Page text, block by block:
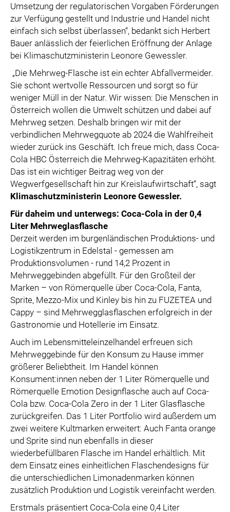
Umsetzung der regulatorischen Vorgaben Förderungen
zur Verfügung gestellt und Industrie und Handel nicht
einfach sich selbst überlassen“, bedankt sich Herbert
Bauer anlässlich der feierlichen Eröffnung der Anlage
bei Klimaschutzministerin Leonore Gewessler.
„Die Mehrweg-Flasche ist ein echter Abfallvermeider.
Sie schont wertvolle Ressourcen und sorgt so für
weniger Müll in der Natur. Wir wissen: Die Menschen in
Österreich wollen die Umwelt schützen und dabei auf
Mehrweg setzen. Deshalb bringen wir mit der
verbindlichen Mehrwegquote ab 2024 die Wahlfreiheit
wieder zurück ins Geschäft. Ich freue mich, dass Coca-
Cola HBC Österreich die Mehrweg-Kapazitäten erhöht.
Das ist ein wichtiger Beitrag weg von der
Wegwerfgesellschaft hin zur Kreislaufwirtschaft“, sagt
Klimaschutzministerin Leonore Gewessler.
Für daheim und unterwegs: Coca-Cola in der 0,4
Liter Mehrweglasflasche
Derzeit werden im burgenländischen Produktions- und
Logistikzentrum in Edelstal - gemessen am
Produktionsvolumen - rund 14,2 Prozent in
Mehrweggebinden abgefüllt. Für den Großteil der
Marken – von Römerquelle über Coca-Cola, Fanta,
Sprite, Mezzo-Mix und Kinley bis hin zu FUZETEA und
Cappy – sind Mehrwegglasflaschen erfolgreich in der
Gastronomie und Hotellerie im Einsatz.
Auch im Lebensmitteleinzelhandel erfreuen sich
Mehrweggebinde für den Konsum zu Hause immer
größerer Beliebtheit. Im Handel können
Konsument:innen neben der 1 Liter Römerquelle und
Römerquelle Emotion Designflasche auch auf Coca-
Cola bzw. Coca-Cola Zero in der 1 Liter Glasflasche
zurückgreifen. Das 1 Liter Portfolio wird außerdem um
zwei weitere Kultmarken erweitert: Auch Fanta orange
und Sprite sind nun ebenfalls in dieser
wiederbefüllbaren Flasche im Handel erhältlich. Mit
dem Einsatz eines einheitlichen Flaschendesigns für
die unterschiedlichen Limonadenmarken können
zusätzlich Produktion und Logistik vereinfacht werden.
Erstmals präsentiert Coca-Cola eine 0,4 Liter